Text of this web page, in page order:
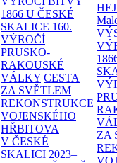
1866 U ČESKÉ
SKALICE 160.
VÝROČÍ
PRUSKO-
RAKOUSKÉ
VÁLKY CESTA
ZA SVĚTLEM
REKONSTRUKCE
VOJENSKÉHO
HŘBITOVA
V ČESKÉ
SKALICI 2023–
ZA